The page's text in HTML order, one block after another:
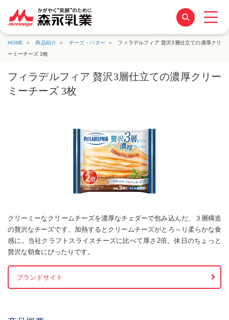
HOME 商品紹介 チーズ・バター
フィラデルフィア 贅沢3層仕立ての濃厚クリ
ーミーチーズ 3枚
フィラデルフィア 贅沢3層仕立ての濃厚クリー
ミーチーズ 3枚
クリーミーなクリームチーズを濃厚なチェダーで包み込んだ、３層構造
の贅沢なチーズです。加熱するとクリームチーズがとろ～り柔らかな食
感に。当社クラフトスライスチーズに比べて厚さ2倍。休日のちょっと
贅沢な朝食にぴったりです。
ブランドサイト